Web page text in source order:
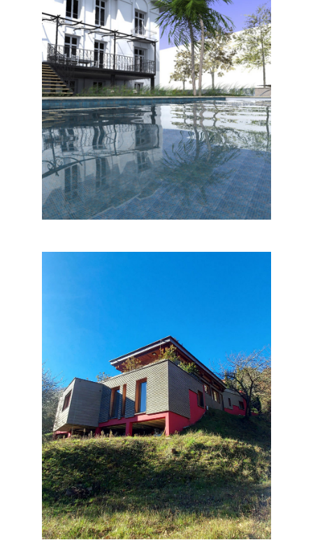
RÉNOVATION MAISON
INDIVIDUELLE ET CRÉATION
PISCINE NICE
Habitat
MAISON INDIVIDUELLE
CONTES
Habitat